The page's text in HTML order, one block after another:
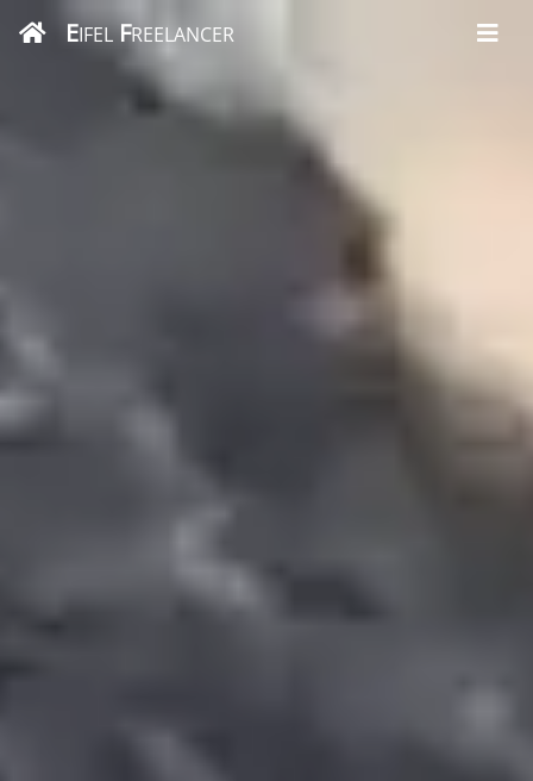
EIFELFREELANCER